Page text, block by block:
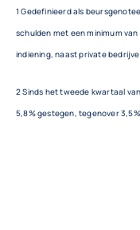
1 Gedefinieerd als
schulden met een minimum
indiening, naast private
2 Sinds het tweede kwartaal
5,8% gestegen, tegenover